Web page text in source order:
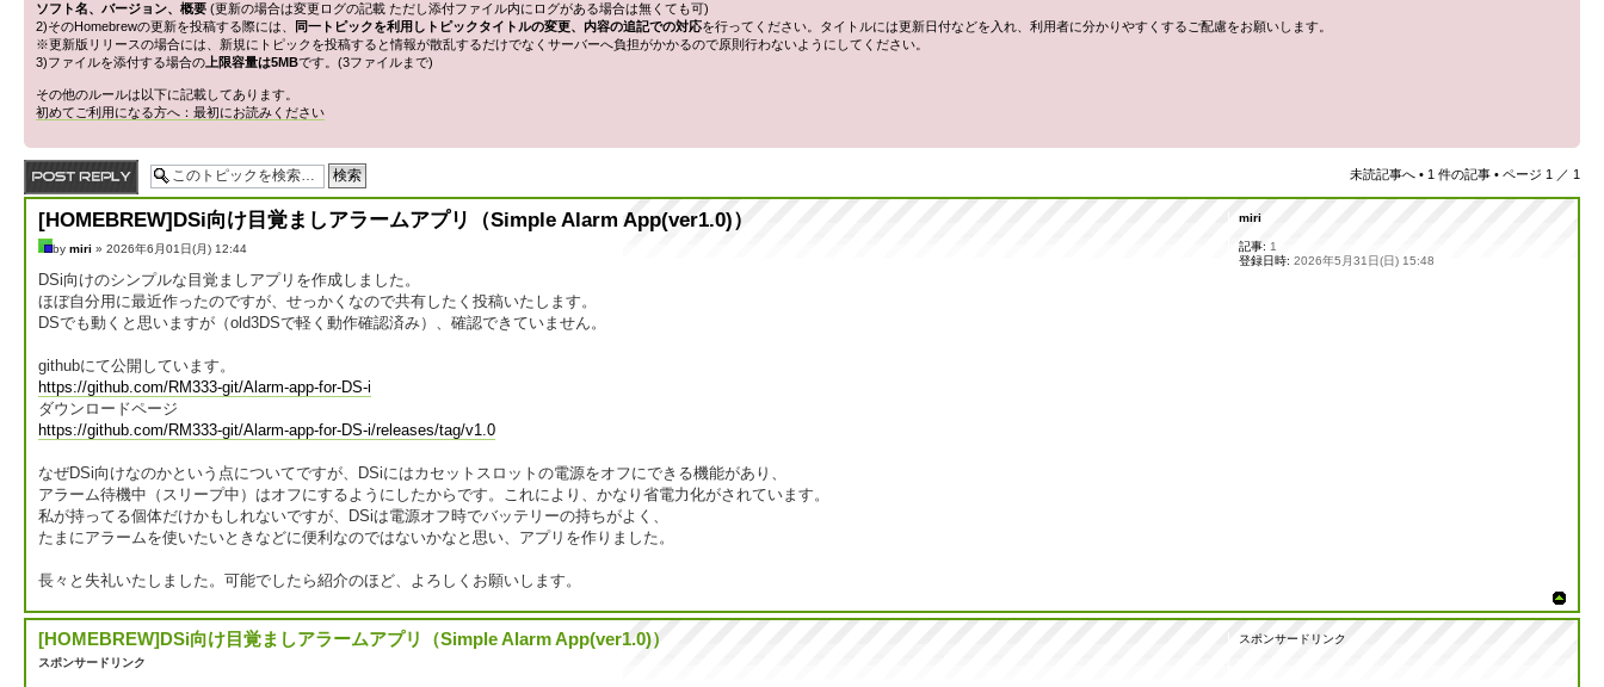
ソフト名、バージョン、概要 (更新の場合は変更ログの記載 ただし添付ファイル内にログがある場合は無くても可)
2)そのHomebrewの更新を投稿する際には、
同一トピックを利用しトピックタイトルの変更、内容の追記での対応を行ってください。タイトルには更新日付などを入れ、利用者に分かりやすくするご配慮をお願いします。
※更新版リリースの場合には、新規にトピックを投稿すると情報が散乱するだけでなくサーバーへ負担がかかるので原則行わないようにしてください。
3)ファイルを添付する場合の 上限容量は5MBです。(3ファイルまで)
その他のルールは以下に記載してあります。
初めてご利用になる方へ：最初にお読みください
未読記事へ • 1 件の記事 • ページ 1 ／ 1
[HOMEBREW]DSi向け目覚ましアラームアプリ（Simple Alarm App(ver1.0)）
by miri » 2026年6月01日(月) 12:44
DSi向けのシンプルな目覚ましアプリを作成しました。
ほぼ自分用に最近作ったのですが、せっかくなので共有したく投稿いたします。
DSでも動くと思いますが（old3DSで軽く動作確認済み）、確認できていません。
githubにて公開しています。
https://github.com/RM333-git/Alarm-app-for-DS-i
ダウンロードページ
https://github.com/RM333-git/Alarm-app-for-DS-i/releases/tag/v1.0
なぜDSi向けなのかという点についてですが、DSiにはカセットスロットの電源をオフにできる機能があり、
アラーム待機中（スリープ中）はオフにするようにしたからです。これにより、かなり省電力化がされています。
私が持ってる個体だけかもしれないですが、DSiは電源オフ時でバッテリーの持ちがよく、
たまにアラームを使いたいときなどに便利なのではないかなと思い、アプリを作りました。
長々と失礼いたしました。可能でしたら紹介のほど、よろしくお願いします。
miri
記事: 1
登録日時: 2026年5月31日(日) 15:48
[HOMEBREW]DSi向け目覚ましアラームアプリ（Simple Alarm App(ver1.0)）
スポンサードリンク
スポンサードリンク